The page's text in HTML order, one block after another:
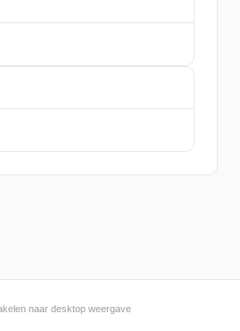
naar desktop weergave